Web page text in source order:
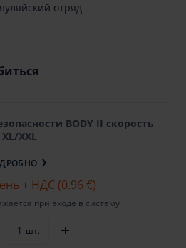
отряд
BODY II скорость
XXL
+ НДС (0.96 €)
при входе в систему
шт.